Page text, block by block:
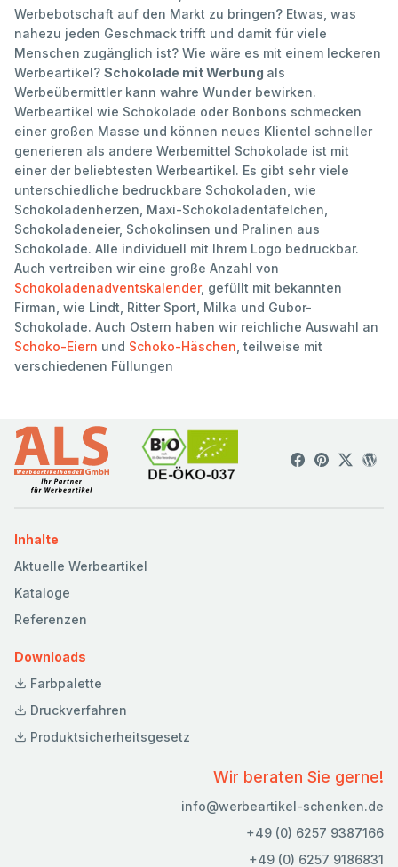
Werbebotschaft auf den Markt zu bringen? Etwas, was
nahezu jeden Geschmack trifft und damit für viele
Menschen zugänglich ist? Wie wäre es mit einem leckeren
Werbeartikel? Schokolade mit Werbung als
Werbeübermittler kann wahre Wunder bewirken.
Werbeartikel wie Schokolade oder Bonbons schmecken
einer großen Masse und können neues Klientel schneller
generieren als andere Werbemittel Schokolade ist mit
einer der beliebtesten Werbeartikel. Es gibt sehr viele
unterschiedliche bedruckbare Schokoladen, wie
Schokoladenherzen, Maxi-Schokoladentäfelchen,
Schokoladeneier, Schokolinsen und Pralinen aus
Schokolade. Alle individuell mit Ihrem Logo bedruckbar.
Auch vertreiben wir eine große Anzahl von
Schokoladenadventskalender, gefüllt mit bekannten
Firman, wie Lindt, Ritter Sport, Milka und Gubor-
Schokolade. Auch Ostern haben wir reichliche Auswahl an
Schoko-Eiern und Schoko-Häschen , teilweise mit
verschiedenen Füllungen
Inhalte
Aktuelle Werbeartikel
Kataloge
Referenzen
Downloads
Farbpalette
Druckverfahren
Produktsicherheitsgesetz
Wir beraten Sie gerne!
info@werbeartikel-schenken.de
+49 (0) 6257 9387166
+49 (0) 6257 9186831